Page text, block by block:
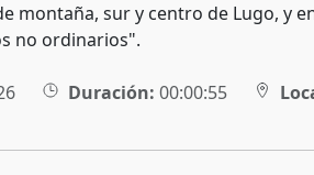
montaña, sur y centro de Lugo, y
no ordinarios".
Duración: 00:00:55